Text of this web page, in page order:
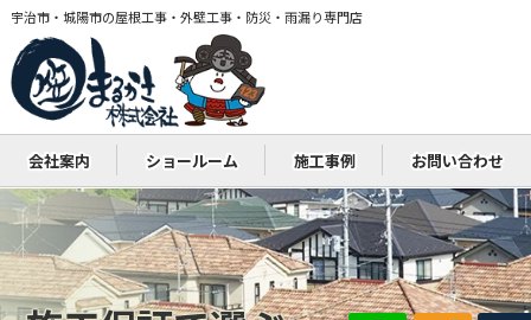
宇治市・城陽市の屋根工事・外壁工事・防災・雨漏り専門店
会社案内 ショールーム 施工事例 お問い合わせ